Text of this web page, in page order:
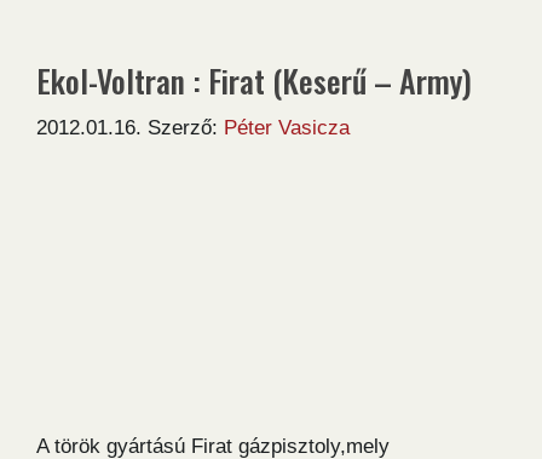
Ekol-Voltran : Firat (Keserű – Army)
2012.01.16. Szerző: Péter Vasicza
A török gyártású Firat gázpisztoly,mely